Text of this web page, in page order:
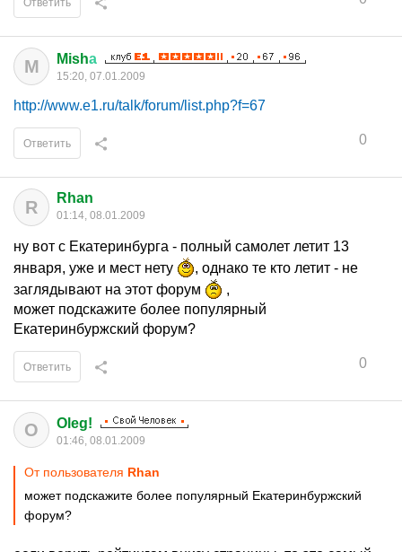
Ответить
M Mishа
15:20, 07.01.2009
http://www.e1.ru/talk/forum/list.php?f=67
0
Ответить
R Rhan
01:14, 08.01.2009
ну вот с Екатеринбурга - полный самолет летит 13
января, уже и мест нету
, однако те кто летит - не
заглядывают на этот форум
,
может подскажите более популярный
Екатеринбуржский форум?
0
Ответить
O Oleg!
01:46, 08.01.2009
От пользователя Rhan
может подскажите более популярный Екатеринбуржский
форум?